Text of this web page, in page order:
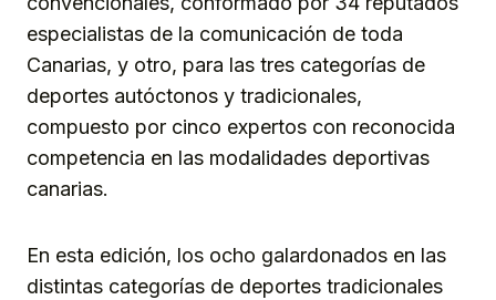
especialistas de la comunicación de toda
Canarias, y otro, para las tres categorías de
deportes autóctonos y tradicionales,
compuesto por cinco expertos con reconocida
competencia en las modalidades deportivas
canarias.
En esta edición, los ocho galardonados en las
distintas categorías de deportes tradicionales